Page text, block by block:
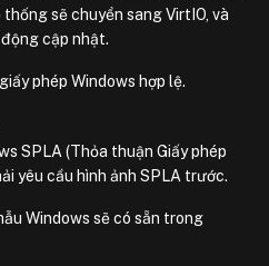
sẽ chuyển sang VirtIO, và
cập nhật.
phép Windows hợp lệ.
SPLA (Thỏa thuận Giấy phép
yêu cầu hình ảnh SPLA trước.
Windows sẽ có sẵn trong